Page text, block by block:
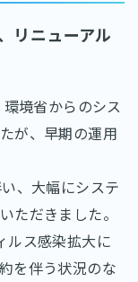
リニューアル
境省からのシス
が、早期の運用
、大幅にシステ
ただきました。
ルス感染拡大に
を伴う状況のな